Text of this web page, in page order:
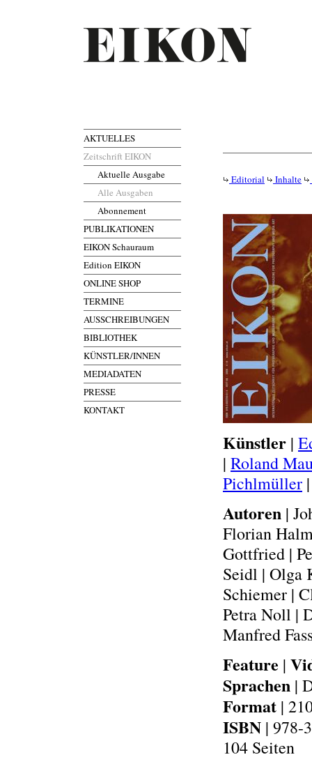
AKTUELLES
Zeitschrift EIKON
Aktuelle Ausgabe
Alle Ausgaben
Abonnement
PUBLIKATIONEN
EIKON Schauraum
Edition EIKON
ONLINE SHOP
TERMINE
AUSSCHREIBUNGEN
BIBLIOTHEK
KÜNSTLER/INNEN
MEDIADATEN
PRESSE
KONTAKT
Editorial Inhalte
Künstler |
| Roland
Pichlmüller
Autoren |
Florian
Gottfried |
Seidl | Olga
Schiemer |
Petra Noll |
Manfred
Feature |
Sprachen |
Format |
ISBN | 978-
104 Seiten